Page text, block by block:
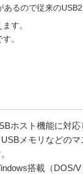
るので従来の
す。
。
ホスト機能に対
メモリなどのマ
搭載（DOS/